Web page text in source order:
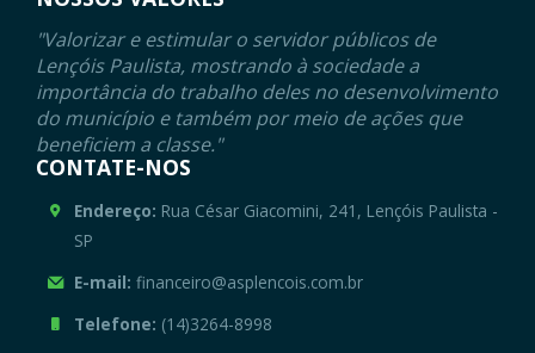
"Valorizar e estimular o servidor públicos de
Lençóis Paulista, mostrando à sociedade a
importância do trabalho deles no desenvolvimento
do município e também por meio de ações que
beneficiem a classe."
CONTATE-NOS
Endereço: Rua César Giacomini, 241, Lençóis Paulista -
SP
E-mail: financeiro@asplencois.com.br
Telefone: (14)3264-8998